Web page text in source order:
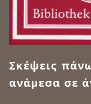
Σκέψεις
ανάμεσα σε